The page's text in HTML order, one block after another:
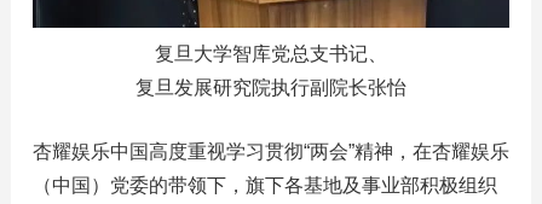
复旦大学智库党总支书记、
复旦发展研究院执行副院长张怡
杏耀娱乐中国高度重视学习贯彻“两会”精神，在杏耀娱乐
（中国）党委的带领下，旗下各基地及事业部积极组织